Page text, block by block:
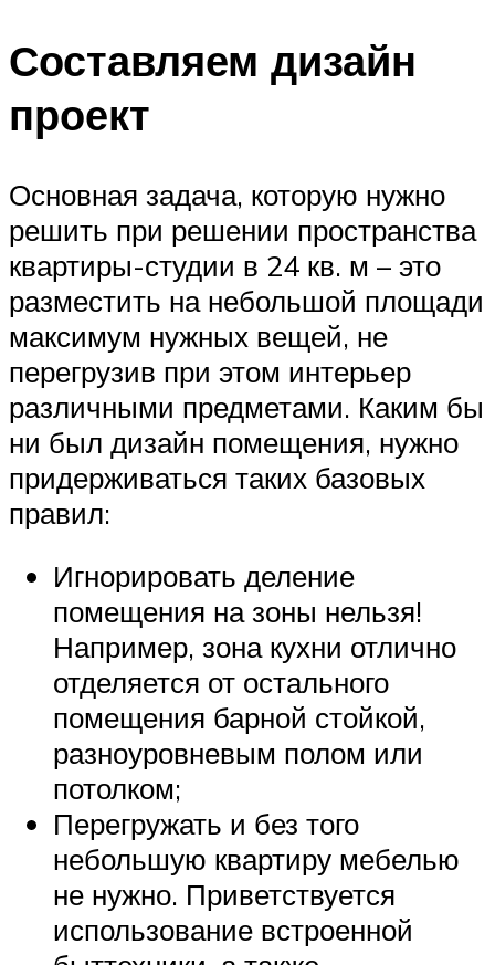
Составляем дизайн
проект
Основная задача, которую нужно
решить при решении пространства
квартиры-студии в 24 кв. м – это
разместить на небольшой площади
максимум нужных вещей, не
перегрузив при этом интерьер
различными предметами. Каким бы
ни был дизайн помещения, нужно
придерживаться таких базовых
правил:
Игнорировать деление
помещения на зоны нельзя!
Например, зона кухни отлично
отделяется от остального
помещения барной стойкой,
разноуровневым полом или
потолком;
Перегружать и без того
небольшую квартиру мебелью
не нужно. Приветствуется
использование встроенной